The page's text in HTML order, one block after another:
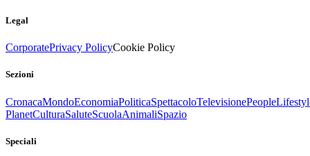
Legal
CorporatePrivacy PolicyCookie Policy
Sezioni
CronacaMondoEconomiaPoliticaSpettacoloTelevisionePeople
PlanetCulturaSaluteScuolaAnimaliSpazio
Speciali